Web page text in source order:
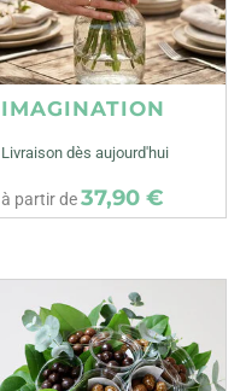
IMAGINATION
Livraison dès aujourd'hui
à partir de37,90 €